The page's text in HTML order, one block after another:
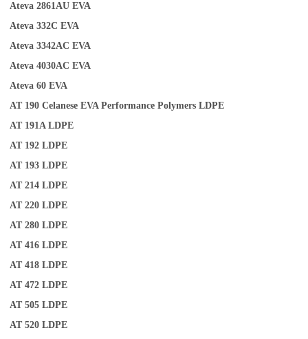
Ateva 2861AU EVA
Ateva 332C EVA
Ateva 3342AC EVA
Ateva 4030AC EVA
Ateva 60 EVA
AT 190 Celanese EVA Performance PolymersLDPE
AT 191A LDPE
AT 192 LDPE
AT 193 LDPE
AT 214 LDPE
AT 220 LDPE
AT 280 LDPE
AT 416 LDPE
AT 418 LDPE
AT 472 LDPE
AT 505 LDPE
AT 520 LDPE